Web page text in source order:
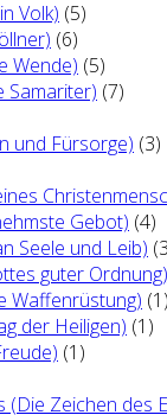
Volk) (5)
(6)
Wende) (5)
Samariter) (7)
und Fürsorge) (3)
Gebot) (4)
Seele und Leib)
guter Ordnung)
Waffenrüstung) (1)
der Heiligen) (1)
(1)
Zeichen des